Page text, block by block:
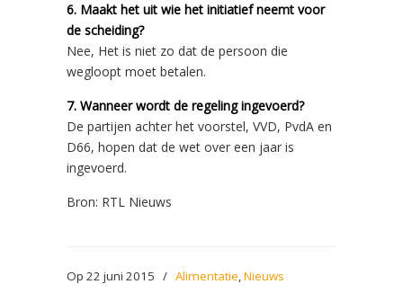
6. Maakt het uit wie het initiatief neemt voor
de scheiding?
Nee, Het is niet zo dat de persoon die
wegloopt moet betalen.
7. Wanneer wordt de regeling ingevoerd?
De partijen achter het voorstel, VVD, PvdA en
D66, hopen dat de wet over een jaar is
ingevoerd.
Bron: RTL Nieuws
Op 22 juni 2015 / Alimentatie,Nieuws